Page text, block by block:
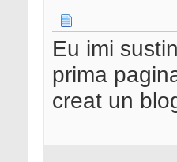
Eu imi
prima
creat un